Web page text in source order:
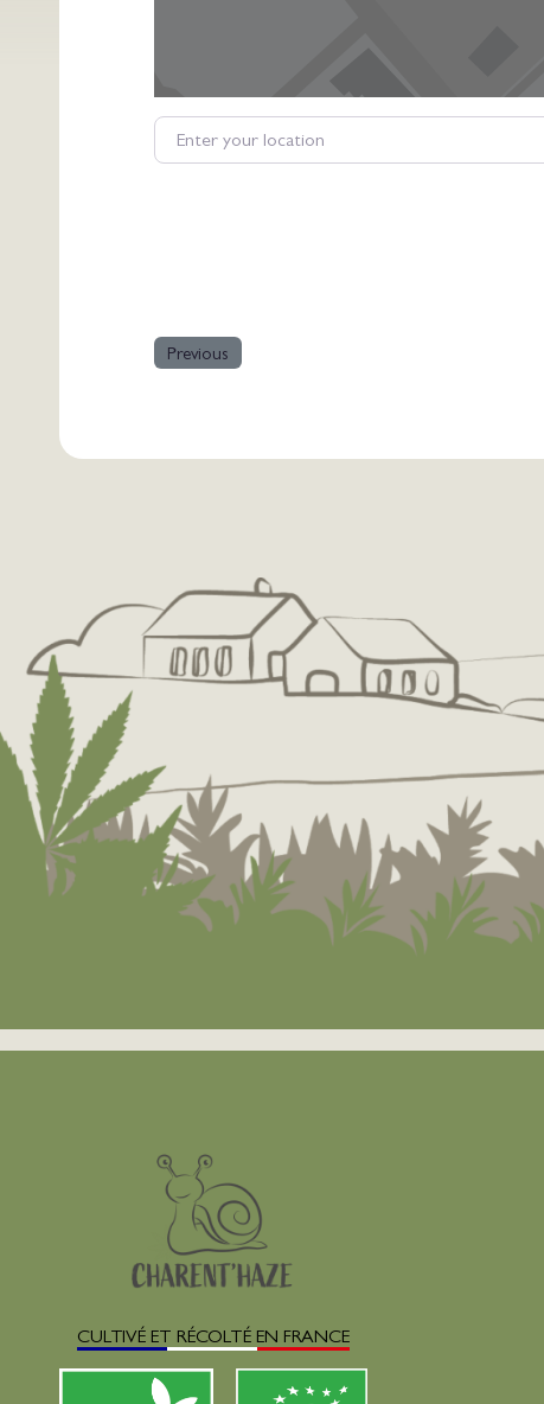
Enter your location
Previous
CULTIVÉ ET RÉCOLTÉ EN FRANCE